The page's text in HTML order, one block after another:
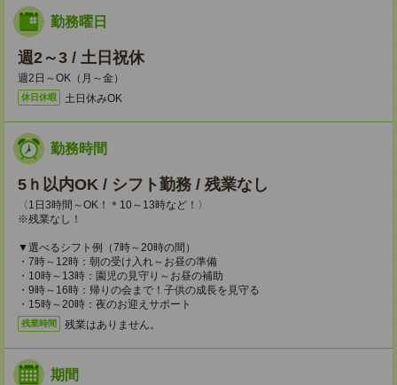
勤務曜日
週2～3 / 土日祝休
週2日～OK（月～金）
休日休暇 土日休みOK
勤務時間
5ｈ以内OK / シフト勤務 / 残業なし
〈1日3時間～OK！＊10～13時など！〉
※残業なし！
▼選べるシフト例（7時～20時の間）
・7時～12時：朝の受け入れ～お昼の準備
・10時～13時：園児の見守り～お昼の補助
・9時～16時：帰りの会まで！子供の成長を見守る
・15時～20時：夜のお迎えサポート
残業時間 残業はありません。
期間